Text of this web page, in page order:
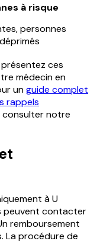
à risque
personnes
ces
médecin en
unguide complet
rappels
consulter notre
à U
peuvent contacter
remboursement
La procédure de